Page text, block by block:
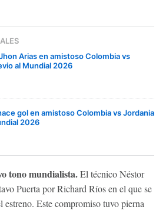
Arias en amistoso Colombia vs
al Mundial 2026
gol en amistoso Colombia vs Jordania
2026
tono mundialista.El técnico Néstor
Puerta por Richard Ríos en el que se
estreno. Este compromiso tuvo pierna